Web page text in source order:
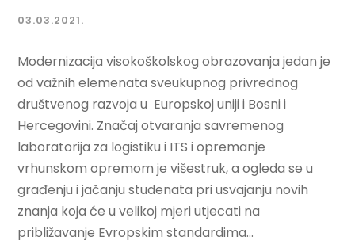
03.03.2021.
Modernizacija visokoškolskog obrazovanja jedan je
od važnih elemenata sveukupnog privrednog
društvenog razvoja u Europskoj uniji i Bosni i
Hercegovini. Značaj otvaranja savremenog
laboratorija za logistiku i ITS i opremanje
vrhunskom opremom je višestruk, a ogleda se u
građenju i jačanju studenata pri usvajanju novih
znanja koja će u velikoj mjeri utjecati na
približavanje Evropskim standardima...